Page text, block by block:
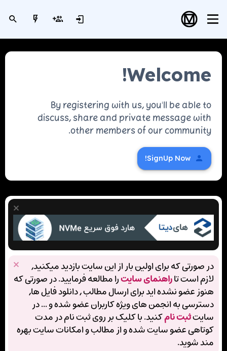
Welcome!
By registering with us, you'll be able to
discuss, share and private message with
other members of our community.
SignUp Now!
در صورتی که برای اولین بار از این سایت بازدید میکنید,
لازم است تاراهنمای سایترا مطالعه فرمایید. در صورتی که
هنوز عضو نشده اید برای ارسال مطالب , دانلود فایل ها,
دسترسی به انجمن های ویژه کاربران عضو شده و ... در
سایتثبت نامکنید. با کلیک بر روی ثبت نام در مدت
کوتاهی عضو سایت شده و از مطالب و امکانات سایت بهره
مند شوید.